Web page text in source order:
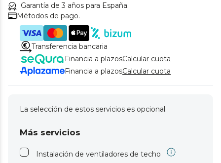
Garantía de 3 años para España.
Métodos de pago.
Transferencia bancaria
Financia a plazosCalcular cuota
Financia a plazosCalcular cuota
La selección de estos servicios es opcional.
Más servicios
Instalación de ventiladores de techo